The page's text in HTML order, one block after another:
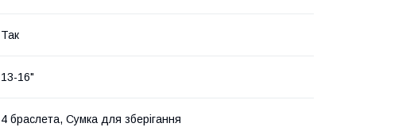
Так
13-16"
4 браслета, Сумка для зберігання